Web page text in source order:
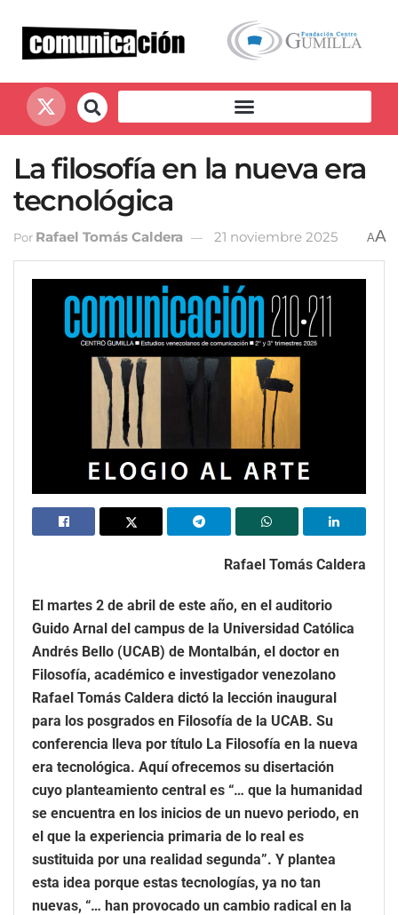
La filosofía en la nueva era
tecnológica
Por Rafael Tomás Caldera 21 noviembre 2025 AA
Rafael Tomás Caldera
El martes 2 de abril de este año, en el auditorio
Guido Arnal del campus de la Universidad Católica
Andrés Bello (UCAB) de Montalbán, el doctor en
Filosofía, académico e investigador venezolano
Rafael Tomás Caldera dictó la lección inaugural
para los posgrados en Filosofía de la UCAB. Su
conferencia lleva por título La Filosofía en la nueva
era tecnológica. Aquí ofrecemos su disertación
cuyo planteamiento central es “… que la humanidad
se encuentra en los inicios de un nuevo periodo, en
el que la experiencia primaria de lo real es
sustituida por una realidad segunda”. Y plantea
esta idea porque estas tecnologías, ya no tan
nuevas, “… han provocado un cambio radical en la